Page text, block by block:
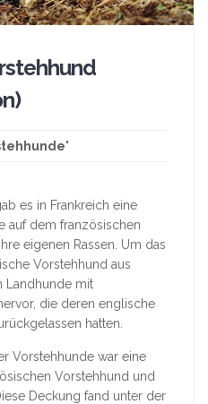
"
es in Frankreich eine
auf dem französischen
eigenen Rassen. Um das
Vorstehhund aus
Landhunde mit
die deren englische
hatten.
Vorstehhunde war eine
Vorstehhund und
Deckung fand unter der